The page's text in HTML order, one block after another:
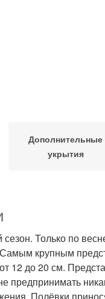
Дополнительные
укрытия
Только по
крупным
12 до 20 см.